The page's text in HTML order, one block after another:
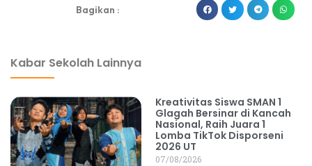
Bagikan :
Kabar Sekolah Lainnya
Kreativitas Siswa SMAN 1
Glagah Bersinar di Kancah
Nasional, Raih Juara 1
Lomba TikTok Disporseni
2026 UT
07/08/2026